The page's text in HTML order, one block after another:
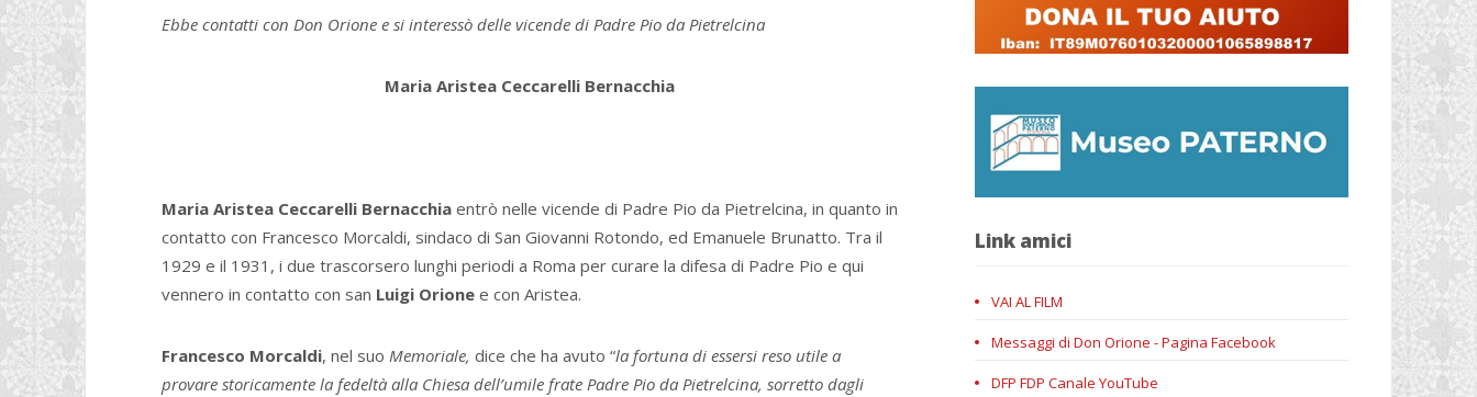
Ebbe contatti con Don Orione e si interessò delle vicende di Padre Pio da Pietrelcina
Maria Aristea Ceccarelli Bernacchia
Maria Aristea Ceccarelli Bernacchia entrò nelle vicende di Padre Pio da Pietrelcina, in quanto in
contatto con Francesco Morcaldi, sindaco di San Giovanni Rotondo, ed Emanuele Brunatto. Tra il
1929 e il 1931, i due trascorsero lunghi periodi a Roma per curare la difesa di Padre Pio e qui
vennero in contatto con san Luigi Orione e con Aristea.
Francesco Morcaldi, nel suo Memoriale, dice che ha avuto “la fortuna di essersi reso utile a
provare storicamente la fedeltà alla Chiesa dell’umile frate Padre Pio da Pietrelcina, sorretto dagli
Link amici
VAI AL FILM
Messaggi di Don Orione - Pagina Facebook
DFP FDP Canale YouTube